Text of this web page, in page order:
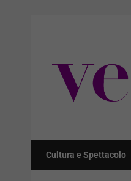
Cultura e Spettacolo